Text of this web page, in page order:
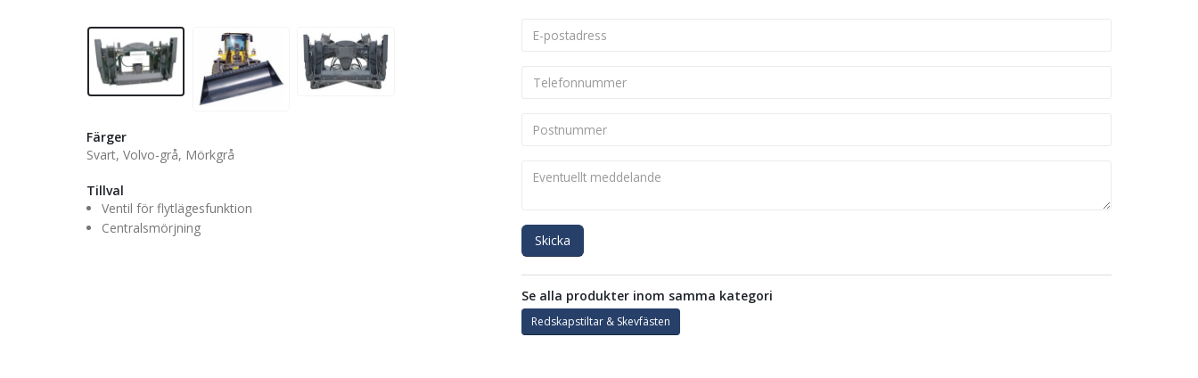
Färger
Svart, Volvo-grå, Mörkgrå
Tillval
Ventil för flytlägesfunktion
Centralsmörjning
Skicka
Se alla produkter inom samma kategori
Redskapstiltar & Skevfästen